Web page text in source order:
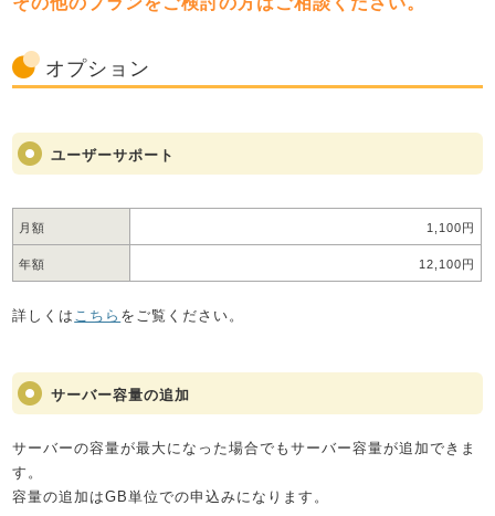
オプション
ユーザーサポート
月額 1,100円
年額 12,100円
詳しくは こちら をご覧ください。
サーバー容量の追加
サーバーの容量が最大になった場合でもサーバー容量が追加できま
す。
容量の追加はGB単位での申込みになります。